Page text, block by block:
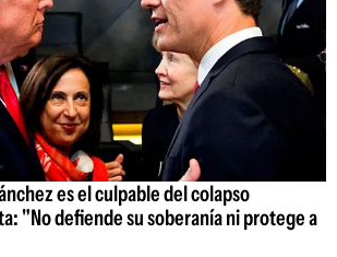
es el culpable del colapso
"No defiende su soberanía ni protege a